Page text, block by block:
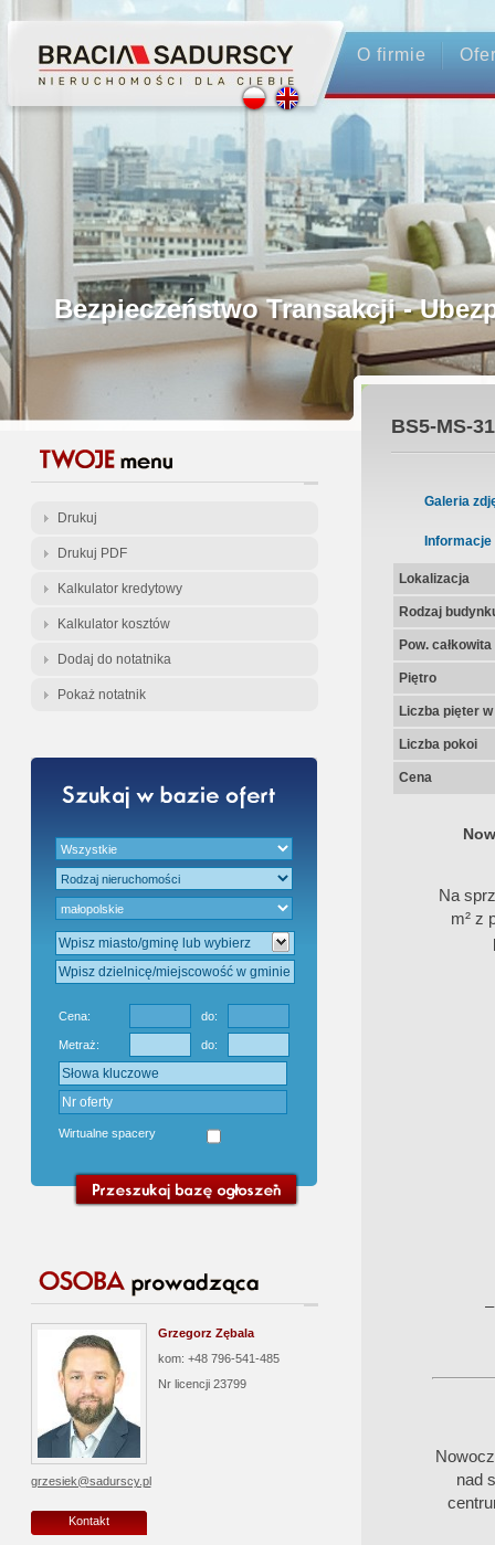
O firmie
Profesjonalne Pośrednictwo
Bezpieczeństwo Transakcji -
Licencjonowani Pośrednicy
Gwarancja Zwrotu Zadatku
Gratis - Przedwstępna Umowa
Drukuj
Drukuj PDF
Kalkulator kredytowy
Kalkulator kosztów
Dodaj do notatnika
Pokaż notatnik
Cena: do:
Metraż: do:
Wirtualne spacery
Grzegorz Zębala
kom: +48 796-541-485
Nr licencji 23799
grzesiek@sadurscy.pl
Kontakt
BS5-MS-
Galeria
Informacje
Lokalizacja
Rodzaj
Pow.
Piętro
Liczba pięter
Liczba pokoi
Cena
Na
m² z
nad